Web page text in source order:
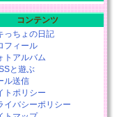
コンテンツ
っちょの日記
フィール
トアルバム
と遊ぶ
ル送信
トポリシー
イバシーポリシー